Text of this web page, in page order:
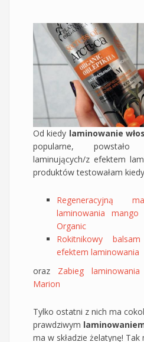
Od kiedy laminowanie
popularne,
laminujących/z efektem
produktów testowałam
Regeneracyjną
laminowania
Organic
Rokitnikowy
efektem laminowania
oraz Zabieg
Marion
Tylko ostatni z nich ma
prawdziwym
ma w składzie żelatynę!